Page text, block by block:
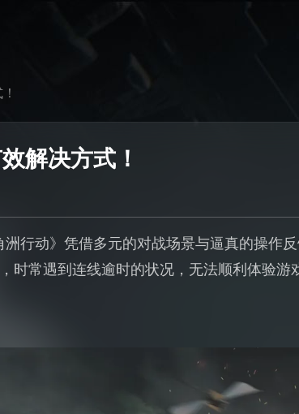
解决方式！
行动》凭借多元的对战场景与逼真的操作
时常遇到连线逾时的状况，无法顺利体验游